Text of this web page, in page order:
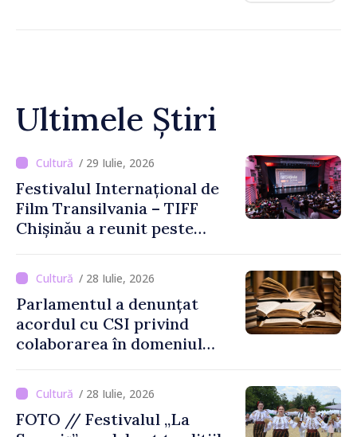
Ultimele Știri
/ 29 Iulie, 2026
Festivalul Internațional de
Film Transilvania – TIFF
Chișinău a reunit peste
de-a șasea ediție
/ 28 Iulie, 2026
Parlamentul a denunțat
acordul cu CSI privind
colaborarea în domeniul
/ 28 Iulie, 2026
FOTO // Festivalul „La